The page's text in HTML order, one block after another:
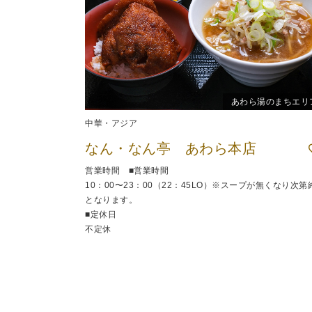
あわら湯のまちエリ
中華・アジア
なん・なん亭 あわら本店
営業時間 ■営業時間
10：00〜23：00（22：45LO）※スープが無くなり次第
となります。
■定休日
不定休